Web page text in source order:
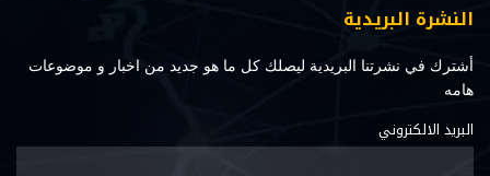
النشرة البريدية
أشترك في نشرتنا البريدية ليصلك كل ما هو جديد من اخبار و موضوعات
هامه
البريد الالكتروني